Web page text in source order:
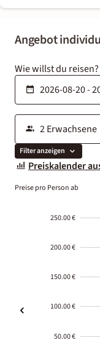
Angebot
Wie willst du reisen?
Filter anzeigen
Preiskalender
Preise pro Person ab
250.00 €
200.00 €
150.00 €
100.00 €
50.00 €